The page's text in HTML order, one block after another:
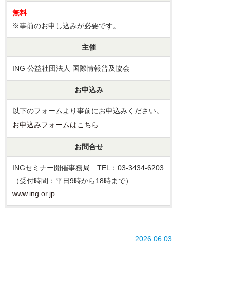
無料
※事前のお申し込みが必要です。
主催
ING 公益社団法人 国際情報普及協会
お申込み
以下のフォームより事前にお申込みください。
お申込みフォームはこちら
お問合せ
INGセミナー開催事務局 TEL：03-3434-6203
（受付時間：平日9時から18時まで）
www.ing.or.jp
2026.06.03